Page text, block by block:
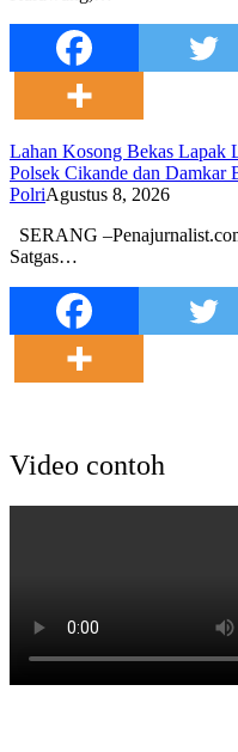
Lahan Kosong Bekas Lapak
Polsek Cikande dan Damkar
PolriAgustus 8, 2026
SERANG
Satgas…
Video contoh